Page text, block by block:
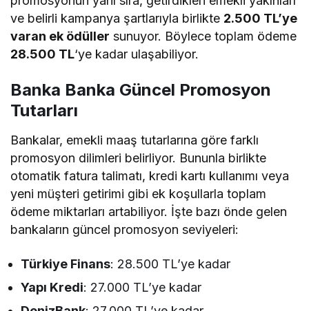
ve belirli kampanya şartlarıyla birlikte 2.500 TL’ye
varan ek ödüller sunuyor. Böylece toplam ödeme
28.500 TL‘ye kadar ulaşabiliyor.
Banka Banka Güncel Promosyon
Tutarları
Bankalar, emekli maaş tutarlarına göre farklı
promosyon dilimleri belirliyor. Bununla birlikte
otomatik fatura talimatı, kredi kartı kullanımı veya
yeni müşteri getirimi gibi ek koşullarla toplam
ödeme miktarları artabiliyor. İşte bazı önde gelen
bankaların güncel promosyon seviyeleri:
Türkiye Finans: 28.500 TL’ye kadar
Yapı Kredi: 27.000 TL’ye kadar